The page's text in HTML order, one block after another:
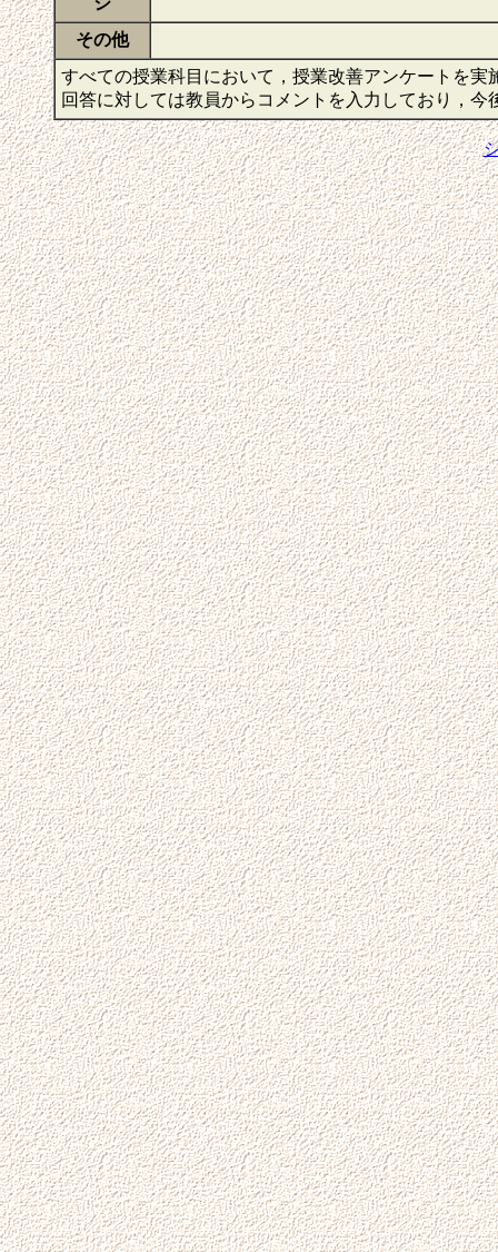
その他
すべての授業科目において，授業改善アンケートを
回答に対しては教員からコメントを入力しており，